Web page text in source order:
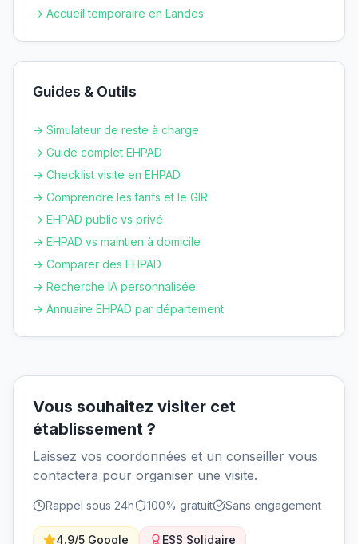
→ Accueil temporaire en Landes
Guides & Outils
→ Simulateur de reste à charge
→ Guide complet EHPAD
→ Checklist visite en EHPAD
→ Comprendre les tarifs et le GIR
→ EHPAD public vs privé
→ EHPAD vs maintien à domicile
→ Comparer des EHPAD
→ Recherche IA personnalisée
→ Annuaire EHPAD par département
Vous souhaitez visiter cet
établissement ?
Laissez vos coordonnées et un conseiller vous
contactera pour organiser une visite.
Rappel sous 24h 100% gratuit Sans engagement
4.9/5 Google ESS Solidaire